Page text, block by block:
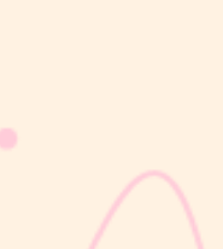
reproduksi kembali
Moms akan
rahim yang berangsur